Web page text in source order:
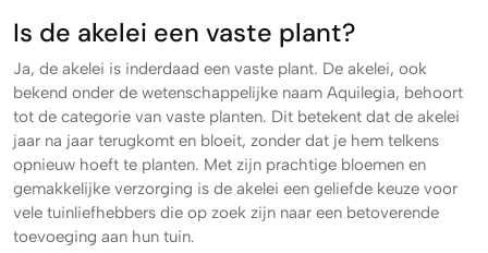
Is de akelei een vaste plant?
Ja, de akelei is inderdaad een vaste plant. De akelei, ook
bekend onder de wetenschappelijke naam Aquilegia, behoort
tot de categorie van vaste planten. Dit betekent dat de akelei
jaar na jaar terugkomt en bloeit, zonder dat je hem telkens
opnieuw hoeft te planten. Met zijn prachtige bloemen en
gemakkelijke verzorging is de akelei een geliefde keuze voor
vele tuinliefhebbers die op zoek zijn naar een betoverende
toevoeging aan hun tuin.